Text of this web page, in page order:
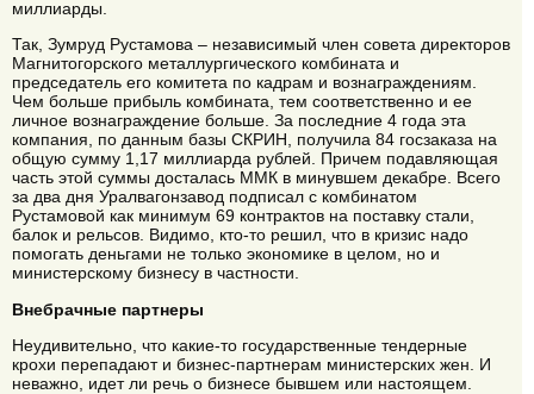
миллиарды.
Так, Зумруд Рустамова – независимый член совета директоров
Магнитогорского металлургического комбината и
председатель его комитета по кадрам и вознаграждениям.
Чем больше прибыль комбината, тем соответственно и ее
личное вознаграждение больше. За последние 4 года эта
компания, по данным базы СКРИН, получила 84 госзаказа на
общую сумму 1,17 миллиарда рублей. Причем подавляющая
часть этой суммы досталась ММК в минувшем декабре. Всего
за два дня Уралвагонзавод подписал с комбинатом
Рустамовой как минимум 69 контрактов на поставку стали,
балок и рельсов. Видимо, кто-то решил, что в кризис надо
помогать деньгами не только экономике в целом, но и
министерскому бизнесу в частности.
Внебрачные партнеры
Неудивительно, что какие-то государственные тендерные
крохи перепадают и бизнес-партнерам министерских жен. И
неважно, идет ли речь о бизнесе бывшем или настоящем.